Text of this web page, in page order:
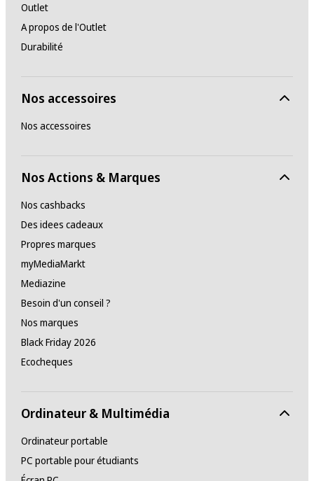
Outlet
A propos de l'Outlet
Durabilité
Nos accessoires
Nos accessoires
Nos Actions & Marques
Nos cashbacks
Des idees cadeaux
Propres marques
myMediaMarkt
Mediazine
Besoin d'un conseil ?
Nos marques
Black Friday 2026
Ecocheques
Ordinateur & Multimédia
Ordinateur portable
PC portable pour étudiants